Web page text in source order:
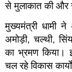
से मुलाकात की और
मुख्यमंत्री धामी ने
अमोड़ी, चल्थी,
का भ्रमण किया।
चल रहे विकास